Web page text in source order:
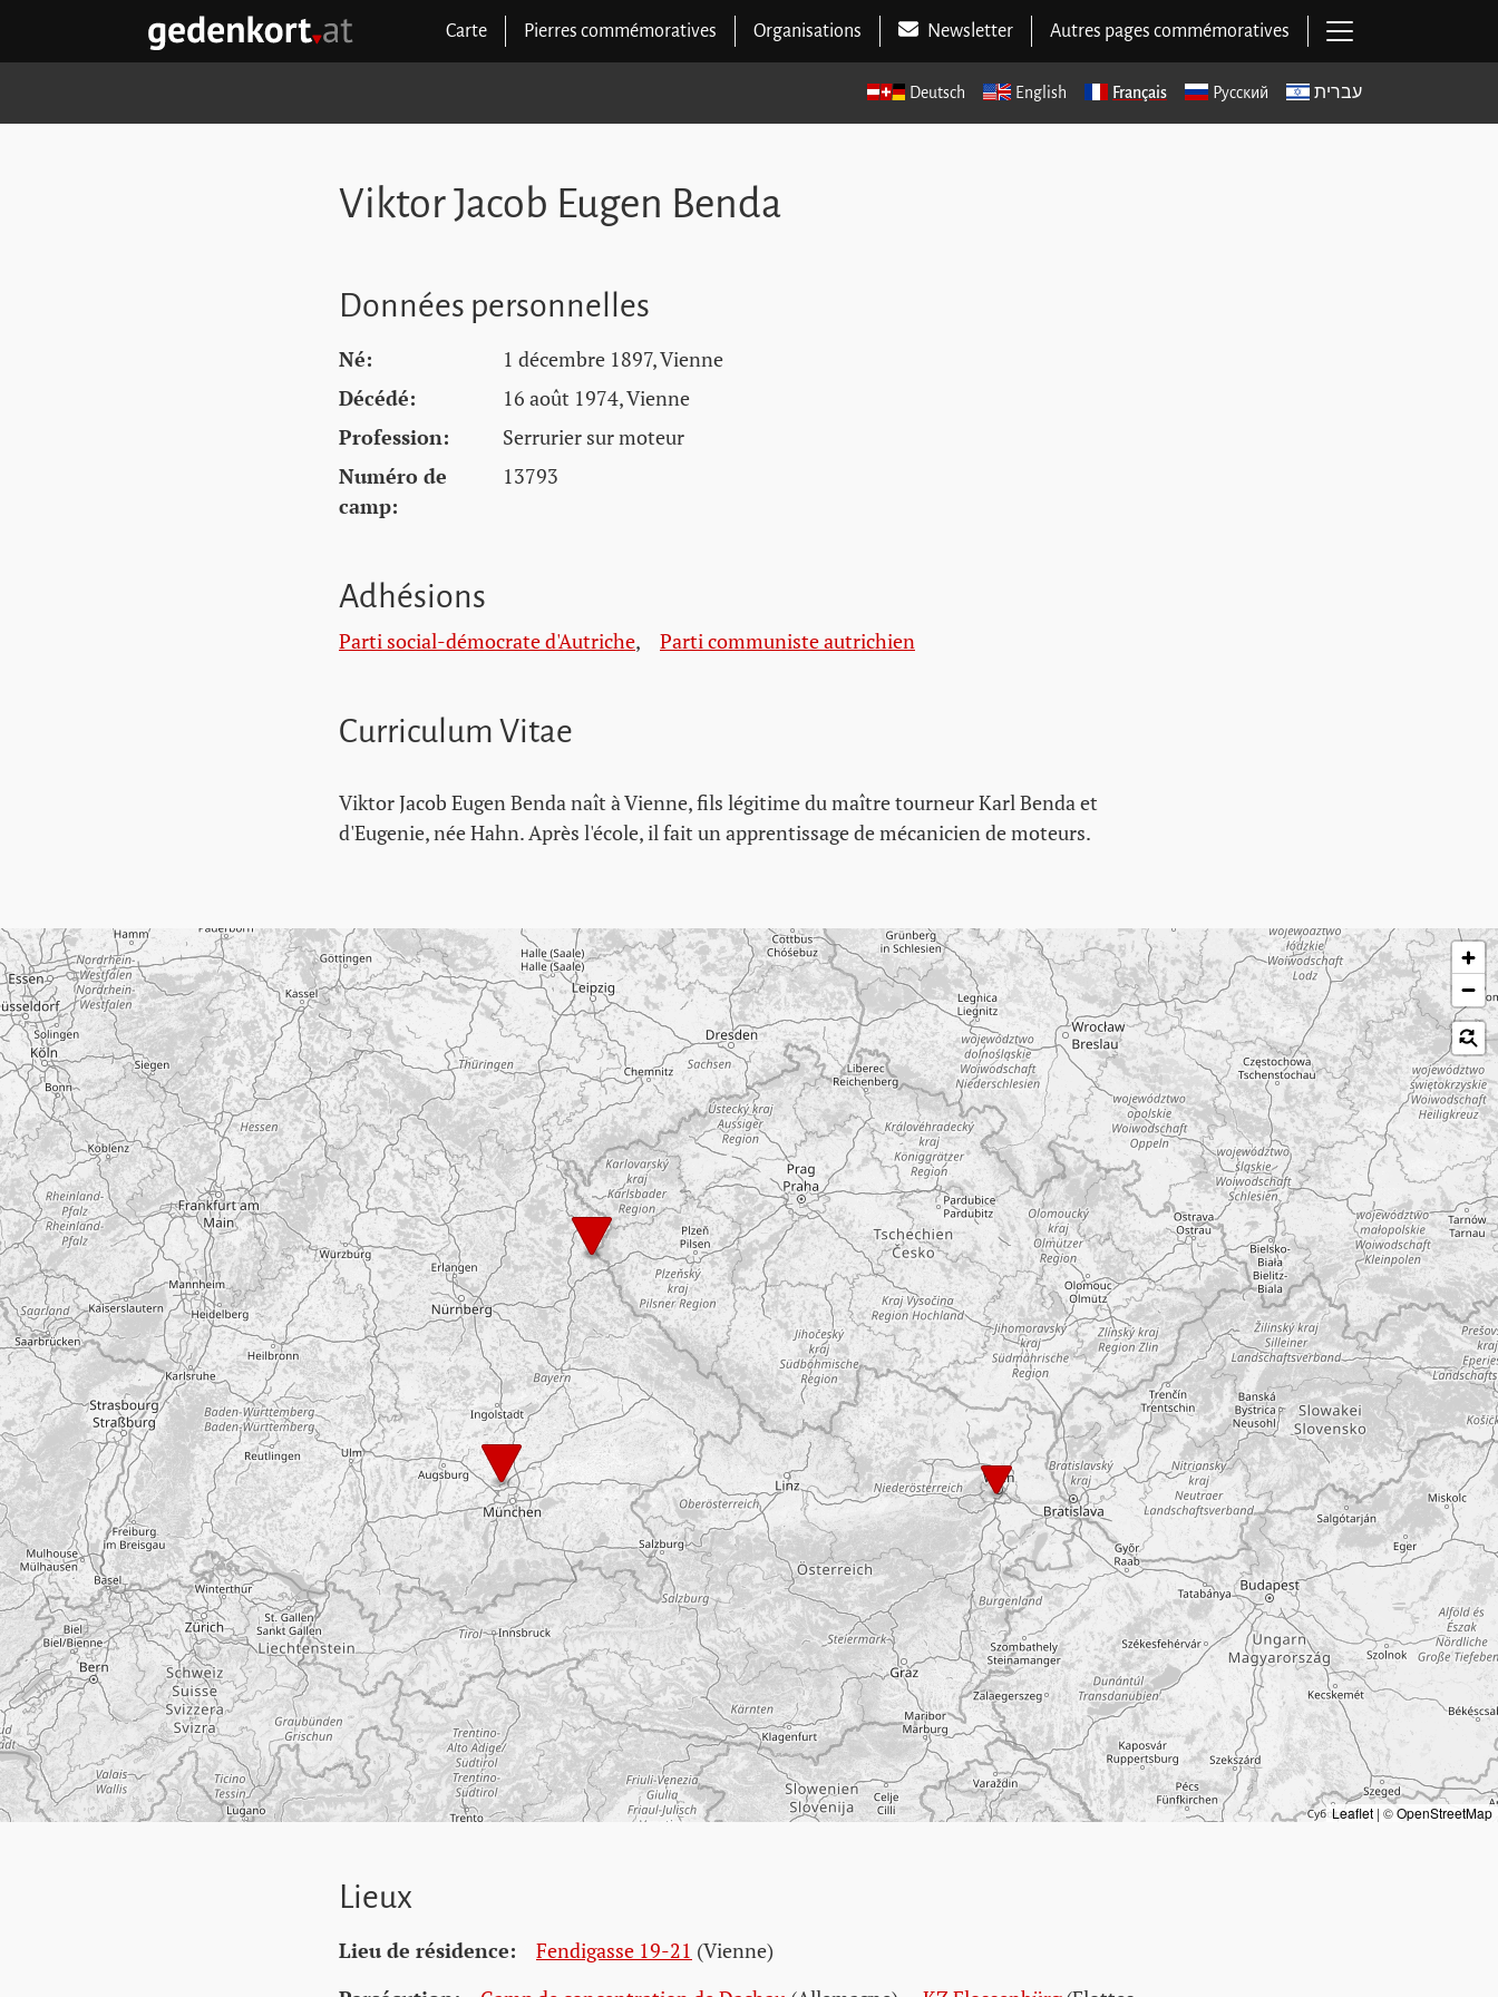
Aller au contenu principal
Aller à la navigation principale
Aller aux liens rapides
GEDENKORT - ACCUEIL
Carte Pierres commémoratives Organisations Newsletter Autres pages commémoratives
Deutsch English Français Русский עברית
Viktor Jacob Eugen Benda
Données personnelles
Né:
1 décembre 1897, Vienne
Décédé:
16 août 1974, Vienne
Profession:
Serrurier sur moteur
Numéro de
camp:
13793
Adhésions
Parti social-démocrate d'Autriche, Parti communiste autrichien
Curriculum Vitae
Viktor Jacob Eugen Benda naît à Vienne, fils légitime du maître tourneur Karl Benda et
d'Eugenie, née Hahn. Après l'école, il fait un apprentissage de mécanicien de moteurs.
Passer la carte
Leaflet | ©OpenStreetMap
Lieux
Lieu de résidence: Fendigasse 19-21 (Vienne)